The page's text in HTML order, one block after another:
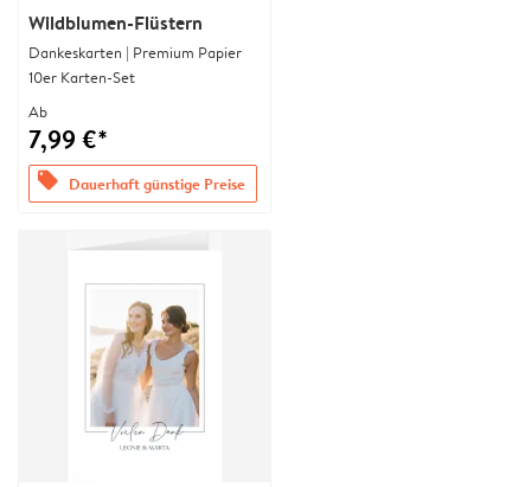
Wildblumen-Flüstern
Dankeskarten | Premium Papier
10er Karten-Set
Ab
7,99 €*
offers Dauerhaft günstige Preise